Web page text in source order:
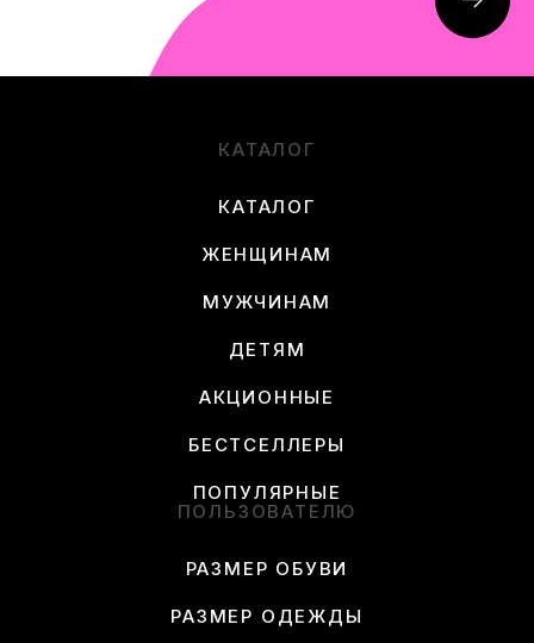
КАТАЛОГ
КАТАЛОГ
ЖЕНЩИНАМ
МУЖЧИНАМ
ДЕТЯМ
АКЦИОННЫЕ
БЕСТСЕЛЛЕРЫ
ПОПУЛЯРНЫЕ
ПОЛЬЗОВАТЕЛЮ
РАЗМЕР ОБУВИ
РАЗМЕР ОДЕЖДЫ